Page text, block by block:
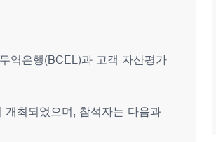
역은행(BCEL)과 고객 자산평가
개최되었으며, 참석자는 다음과